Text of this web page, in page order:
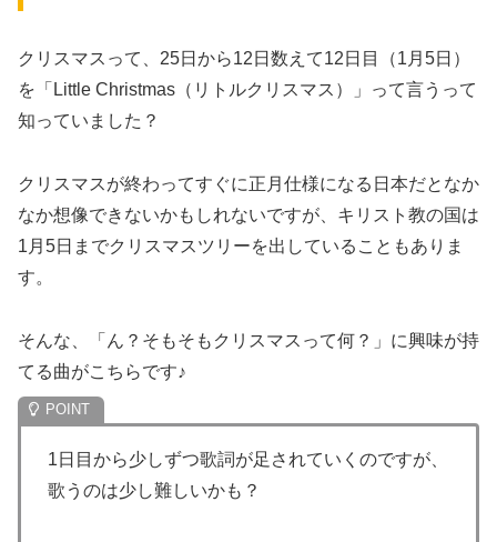
クリスマスって、25日から12日数えて12日目（1月5日）
を「Little Christmas（リトルクリスマス）」って言うって
知っていました？
クリスマスが終わってすぐに正月仕様になる日本だとなか
なか想像できないかもしれないですが、キリスト教の国は
1月5日までクリスマスツリーを出していることもありま
す。
そんな、「ん？そもそもクリスマスって何？」に興味が持
てる曲がこちらです♪
1日目から少しずつ歌詞が足されていくのですが、
歌うのは少し難しいかも？